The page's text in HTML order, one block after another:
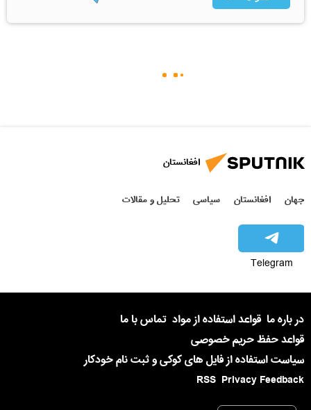
افغانستان
جهان افغانستان سیاسی تحلیل و مقالات
Telegram
در باره ما قواعد استفاده از مواد تماس با ما
قواعد حفظ حریم خصوصی
سیاست استفاده از فایل های کوکی و ثبت نام خودکار
Privacy Feedback
RSS